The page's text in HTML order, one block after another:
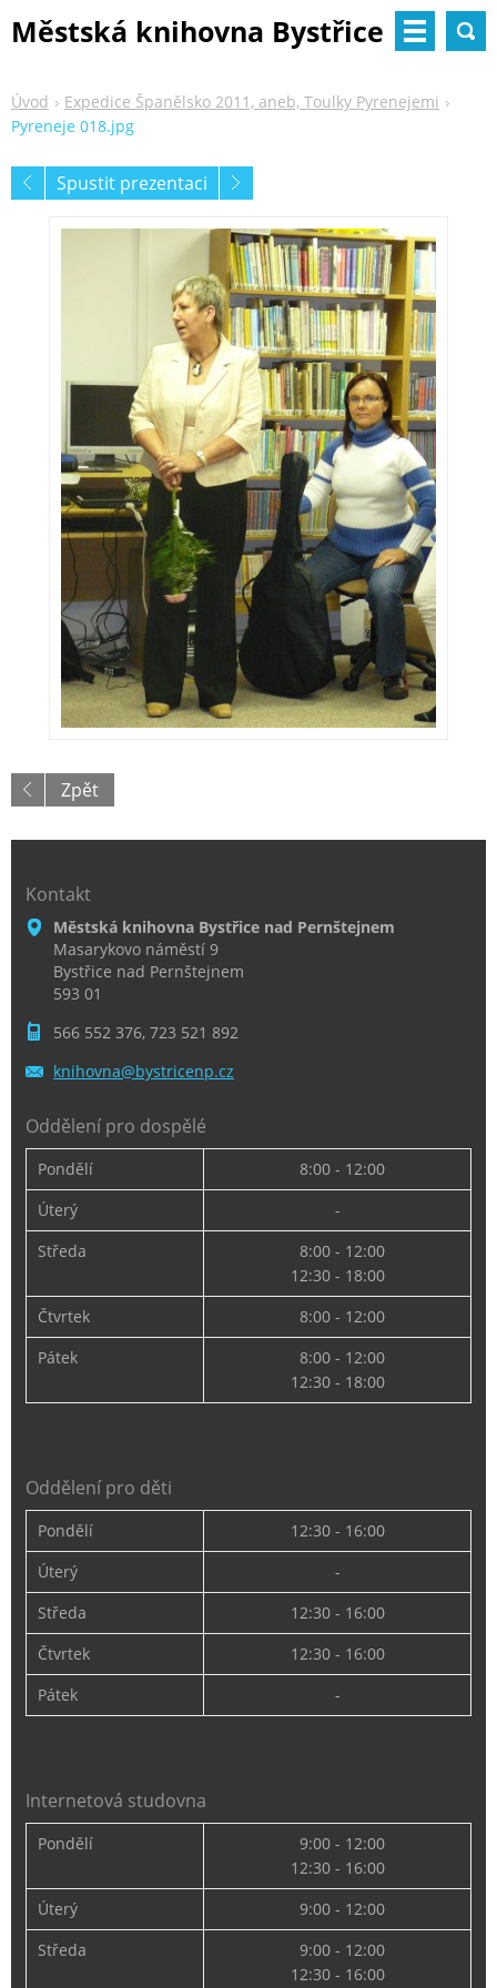
Městská knihovna Bystřice
Úvod
Expedice Španělsko 2011, aneb, Toulky Pyrenejemi
Pyreneje 018.jpg
Spustit prezentaci
Zpět
Kontakt
Městská knihovna Bystřice nad Pernštejnem
Masarykovo náměstí 9
Bystřice nad Pernštejnem
593 01
566 552 376, 723 521 892
knihovna@bystricenp.cz
Oddělení pro dospělé
Pondělí
8:00 - 12:00
Úterý
-
Středa
8:00 - 12:00
12:30 - 18:00
Čtvrtek
8:00 - 12:00
Pátek
8:00 - 12:00
12:30 - 18:00
Oddělení pro děti
Pondělí
12:30 - 16:00
Úterý
-
Středa
12:30 - 16:00
Čtvrtek
12:30 - 16:00
Pátek
-
Internetová studovna
Pondělí
9:00 - 12:00
12:30 - 16:00
Úterý
9:00 - 12:00
Středa
9:00 - 12:00
12:30 - 16:00